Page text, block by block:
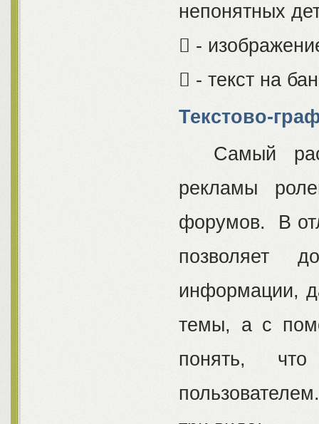
непонятных
 -
 - текст на
Текстово-
Самый
рекламы
форумов. В
позволяет
информации,
темы, а с
понять,